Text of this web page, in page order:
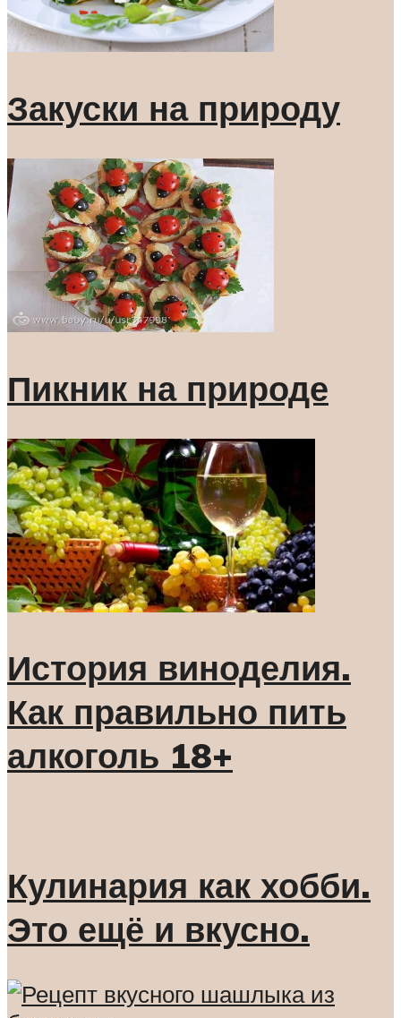
Закуски на природу
Пикник на природе
История виноделия.
Как правильно пить
алкоголь 18+
Кулинария как хобби.
Это ещё и вкусно.